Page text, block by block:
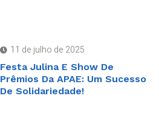
11 de julho de 2025
Festa Julina E Show De
Prêmios Da APAE: Um Sucesso
De Solidariedade!